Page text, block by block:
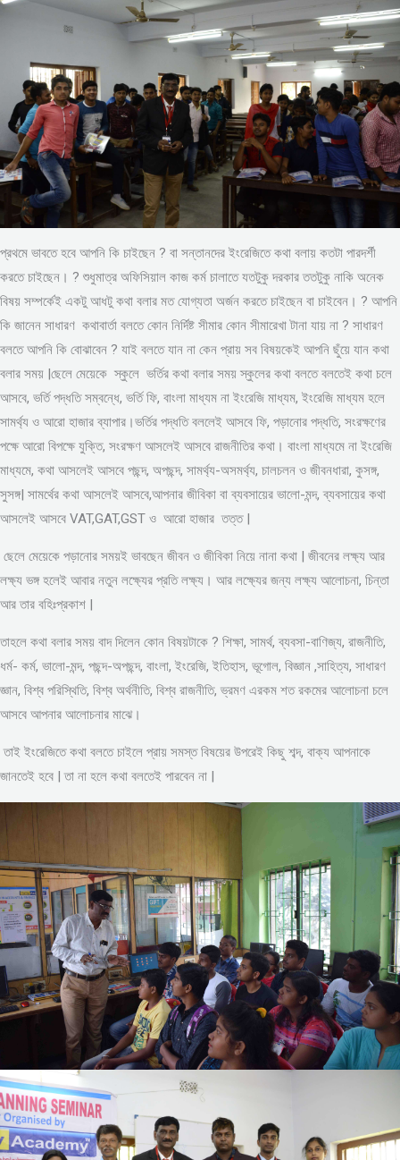
প্রথমে ভাবতে হবে আপনি কি চাইছেন ? বা সন্তানদের ইংরেজিতে কথা বলায় কতটা পারদর্শী
করতে চাইছেন। ? শুধুমাত্র অফিসিয়াল কাজ কর্ম চালাতে যতটুকু দরকার ততটুকু নাকি অনেক
বিষয় সম্পর্কেই একটু আধটু কথা বলার মত যোগ্যতা অর্জন করতে চাইছেন বা চাইবেন। ? আপনি
কি জানেন সাধারণ কথাবার্তা বলতে কোন নির্দিষ্ট সীমার কোন সীমারেখা টানা যায় না ? সাধারণ
বলতে আপনি কি বোঝাবেন ? যাই বলতে যান না কেন প্রায় সব বিষয়কেই আপনি ছুঁয়ে যান কথা
বলার সময় |ছেলে মেয়েকে স্কুলে ভর্তির কথা বলার সময় স্কুলের কথা বলতে বলতেই কথা চলে
আসবে, ভর্তি পদ্ধতি সম্বন্ধে, ভর্তি ফি, বাংলা মাধ্যম না ইংরেজি মাধ্যম, ইংরেজি মাধ্যম হলে
সামর্থ্য ও আরো হাজার ব্যাপার।ভর্তির পদ্ধতি বললেই আসবে ফি, পড়ানোর পদ্ধতি, সংরক্ষণের
পক্ষে আরো বিপক্ষে যুক্তি, সংরক্ষণ আসলেই আসবে রাজনীতির কথা। বাংলা মাধ্যমে না ইংরেজি
মাধ্যমে, কথা আসলেই আসবে পছন্দ, অপছন্দ, সামর্থ্য-অসমর্থ্য, চালচলন ও জীবনধারা, কুসঙ্গ,
সুসঙ্গ| সামর্থের কথা আসলেই আসবে,আপনার জীবিকা বা ব্যবসায়ের ভালো-মন্দ, ব্যবসায়ের কথা
আসলেই আসবে VAT,GAT,GST ও আরো হাজার তত্ত |
ছেলে মেয়েকে পড়ানোর সময়ই ভাবছেন জীবন ও জীবিকা নিয়ে নানা কথা | জীবনের লক্ষ্য আর
লক্ষ্য ভঙ্গ হলেই আবার নতুন লক্ষ্যের প্রতি লক্ষ্য। আর লক্ষ্যের জন্য লক্ষ্য আলোচনা, চিন্তা
আর তার বহিঃপ্রকাশ |
তাহলে কথা বলার সময় বাদ দিলেন কোন বিষয়টাকে ? শিক্ষা, সামর্থ, ব্যবসা-বাণিজ্য, রাজনীতি,
ধর্ম- কর্ম, ভালো-মন্দ, পছন্দ-অপছন্দ, বাংলা, ইংরেজি, ইতিহাস, ভূগোল, বিজ্ঞান ,সাহিত্য, সাধারণ
জ্ঞান, বিশ্ব পরিস্থিতি, বিশ্ব অর্থনীতি, বিশ্ব রাজনীতি, ভ্রমণ এরকম শত রকমের আলোচনা চলে
আসবে আপনার আলোচনার মাঝে।
তাই ইংরেজিতে কথা বলতে চাইলে প্রায় সমস্ত বিষয়ের উপরেই কিছু শব্দ, বাক্য আপনাকে
জানতেই হবে | তা না হলে কথা বলতেই পারবেন না |